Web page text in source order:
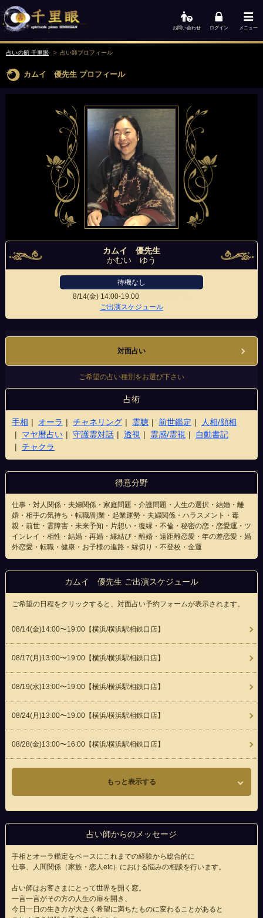
お問い合わせ ログイン メニュー
占いの館 千里眼 占い師プロフィール
カムイ 優先生 プロフィール
カムイ 優先生
かむい ゆう
待機なし
8/14(金) 14:00-19:00
ご出演スケジュール
対面占い
ご希望の占い種別をお選び下さい
占術
手相 オーラ チャネリング 霊聴 前世鑑定
人相/顔相
マヤ暦占い
守護霊対話 透視 霊感/霊視
自動書記
チャクラ
得意分野
仕事・対人関係・夫婦関係・家庭問題・介護問題・人生の選択・結婚・離
婚・相手の気持ち・転職/副業・起業運勢・夫婦関係・ハラスメント・毒
親・前世・霊障害・未来予知・片想い・復縁・不倫・秘密の恋・恋愛運・ツ
インレイ・相性・結婚・再婚・縁結び・離婚・遠距離恋愛・年の差恋愛・婚
外恋愛・転職・健康・お子様の進路・縁切り・不登校・金運
カムイ 優先生 ご出演スケジュール
ご希望の日程をクリックすると、対面占い予約フォームが表示されます。
08/14(金)14:00〜19:00【横浜/横浜駅相鉄口店】
08/17(月 )13:00〜19:00【横浜/横浜駅相鉄口店】
08/19(水)13:00〜19:00【横浜/横浜駅相鉄口店】
08/24(月 )13:00〜19:00【横浜/横浜駅相鉄口店】
08/28(金)13:00〜16:00【横浜/横浜駅相鉄口店】
もっと表示する
占い師からのメッセージ
手相とオーラ鑑定をベースにこれまでの経験から総合的に
仕事、人間関係（家族・恋人etc）における悩みの相談を行います。
占い師はお客さまにとって世界を開く窓。
一言一言がその方の人生の扉を開き、
今日一日の生き方が大きく希望に満ちたものに変わることがあると